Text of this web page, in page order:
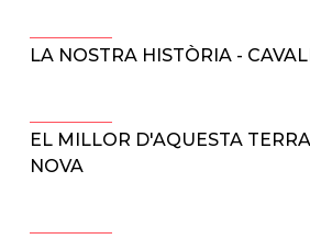
LA NOSTRA HISTÒRIA -
EL MILLOR D'AQUESTA
NOVA